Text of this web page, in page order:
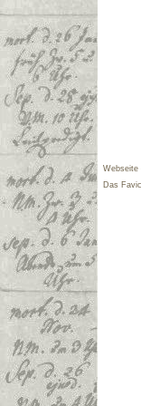
Webseite
Das